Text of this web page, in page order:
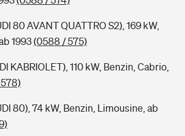
80 AVANT QUATTRO S2), 169 kW,
1993(0588 / 575)
KABRIOLET), 110 kW, Benzin, Cabrio,
80), 74 kW, Benzin, Limousine, ab